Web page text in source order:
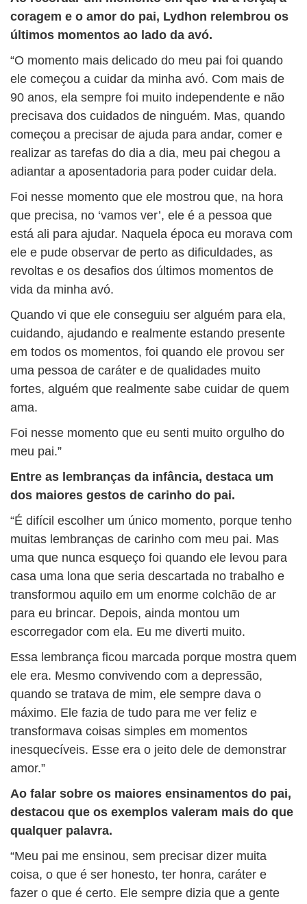
coragem e o amor do pai, Lydhon relembrou os
últimos momentos ao lado da avó.
“O momento mais delicado do meu pai foi quando
ele começou a cuidar da minha avó. Com mais de
90 anos, ela sempre foi muito independente e não
precisava dos cuidados de ninguém. Mas, quando
começou a precisar de ajuda para andar, comer e
realizar as tarefas do dia a dia, meu pai chegou a
adiantar a aposentadoria para poder cuidar dela.
Foi nesse momento que ele mostrou que, na hora
que precisa, no ‘vamos ver’, ele é a pessoa que
está ali para ajudar. Naquela época eu morava com
ele e pude observar de perto as dificuldades, as
revoltas e os desafios dos últimos momentos de
vida da minha avó.
Quando vi que ele conseguiu ser alguém para ela,
cuidando, ajudando e realmente estando presente
em todos os momentos, foi quando ele provou ser
uma pessoa de caráter e de qualidades muito
fortes, alguém que realmente sabe cuidar de quem
ama.
Foi nesse momento que eu senti muito orgulho do
meu pai.”
Entre as lembranças da infância, destaca um
dos maiores gestos de carinho do pai.
“É difícil escolher um único momento, porque tenho
muitas lembranças de carinho com meu pai. Mas
uma que nunca esqueço foi quando ele levou para
casa uma lona que seria descartada no trabalho e
transformou aquilo em um enorme colchão de ar
para eu brincar. Depois, ainda montou um
escorregador com ela. Eu me diverti muito.
Essa lembrança ficou marcada porque mostra quem
ele era. Mesmo convivendo com a depressão,
quando se tratava de mim, ele sempre dava o
máximo. Ele fazia de tudo para me ver feliz e
transformava coisas simples em momentos
inesquecíveis. Esse era o jeito dele de demonstrar
amor.”
Ao falar sobre os maiores ensinamentos do pai,
destacou que os exemplos valeram mais do que
qualquer palavra.
“Meu pai me ensinou, sem precisar dizer muita
coisa, o que é ser honesto, ter honra, caráter e
fazer o que é certo. Ele sempre dizia que a gente